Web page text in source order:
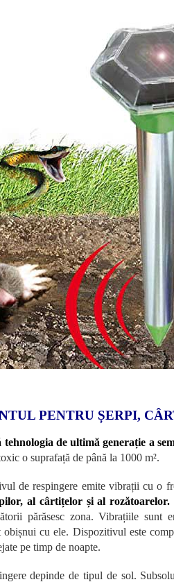
PENTRU ȘERPI,
tehnologia de ultimă generație a
o suprafață de până la 1000 m².
de respingere emite vibrații cu o
al cârtițelor și al
părăsesc zona. Vibrațiile sunt
cu ele. Dispozitivul este
pe timp de noapte.
depinde de tipul de sol.